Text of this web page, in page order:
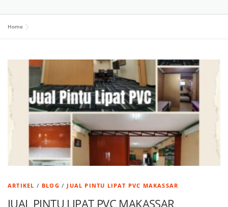
Home
ARTIKEL / BLOG / JUAL PINTU LIPAT PVC MAKASSAR
JUAL PINTU LIPAT PVC MAKASSAR